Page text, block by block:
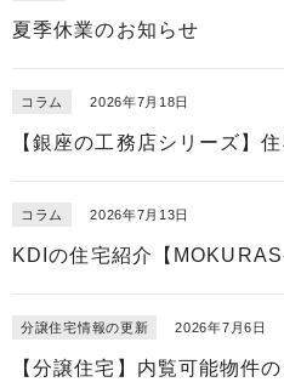
夏季休業のお知らせ
コラム 2026年7月18日
【銀座の工務店シリーズ】
コラム 2026年7月13日
KDIの住宅紹介【
分譲住宅情報の更新 2026年7月6日
【分譲住宅】内覧可能物件